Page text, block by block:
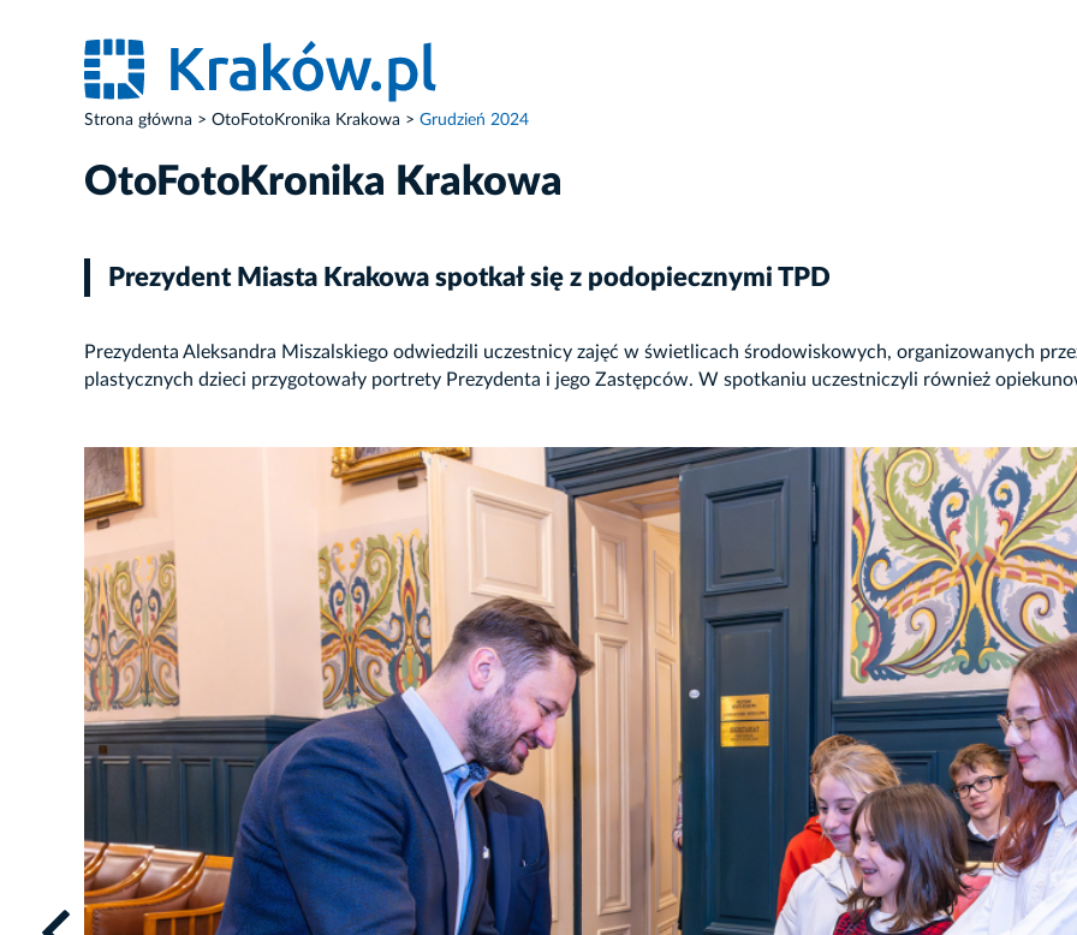
Strona główna OtoFotoKronika Krakowa Grudzień 2024
OtoFotoKronika Krakowa
Prezydent Miasta Krakowa spotkał się z podopiecznymi TPD
Prezydenta Aleksandra Miszalskiego odwiedzili uczestnicy zajęć w świetlicach środowiskowych, organizowanych
plastycznych dzieci przygotowały portrety Prezydenta i jego Zastępców. W spotkaniu uczestniczyli również